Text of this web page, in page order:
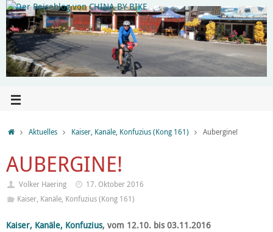
Aktuelles Kaiser, Kanäle, Konfuzius (Kong 161) Aubergine!
AUBERGINE!
Volker Haering
17. Oktober 2016
Kaiser, Kanäle, Konfuzius (Kong 161)
Kaiser, Kanäle, Konfuzius, vom 12.10. bis 03.11.2016